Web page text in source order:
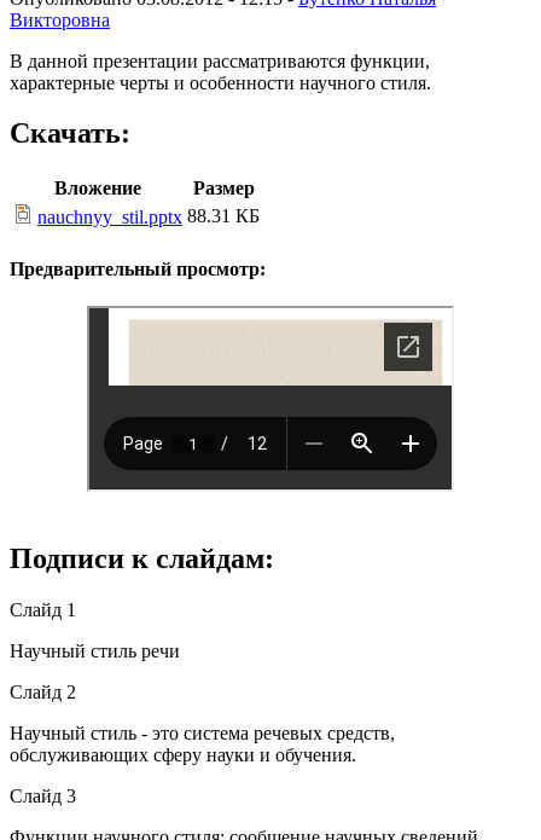
Викторовна
В данной презентации рассматриваются функции,
характерные черты и особенности научного стиля.
Скачать:
Вложение
Размер
nauchnyy_stil.pptx 88.31 КБ
Предварительный просмотр:
Подписи к слайдам:
Слайд 1
Научный стиль речи
Слайд 2
Научный стиль - это система речевых средств,
обслуживающих сферу науки и обучения.
Слайд 3